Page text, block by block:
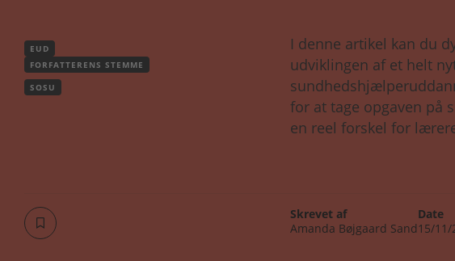
EUD
FORFATTERENS STEMME
SOSU
I denne artikel kan du
udviklingen af et helt
for at tage opgaven på
en reel forskel for
Skrevet af
Amanda Bøjgaard Sand
Date
15/11/